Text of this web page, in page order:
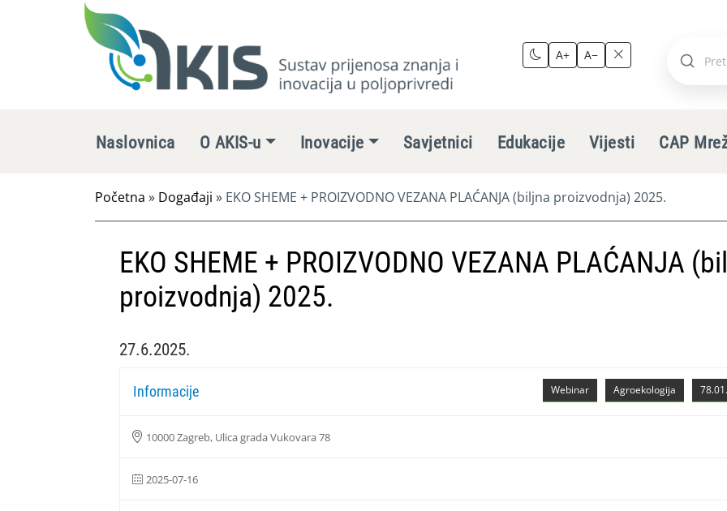
A+ A−
Pretraži
Naslovnica O AKIS-u Inovacije Savjetnici Edukacije Vijesti CAP
Početna » Događaji » EKO SHEME + PROIZVODNO VEZANA PLAĆANJA (biljna proizvodnja) 2025.
EKO SHEME + PROIZVODNO VEZANA PLAĆANJA
proizvodnja) 2025.
27.6.2025.
Agroekologija
Webinar
Informacije
10000 Zagreb, Ulica grada Vukovara 78
2025-07-16